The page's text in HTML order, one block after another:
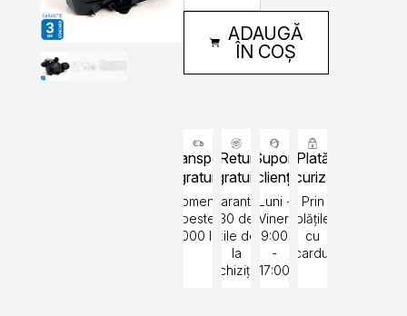
CP
ADAUGĂ
ÎN COȘ
Transport
gratuit
Comenzi
peste
5000 lei
Retur
gratuit
Garantat
30 de
zile de
la
achiziție
Suport
clienți
Luni -
Vineri
9:00
-
17:00
Plată
securizată
Prin
plățile
cu
cardul